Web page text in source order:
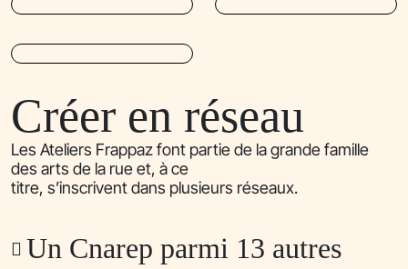
Créer en réseau
Les Ateliers Frappaz font partie de la grande famille
des arts de la rue et, à ce
titre, s’inscrivent dans plusieurs réseaux.
Un Cnarep parmi 13 autres